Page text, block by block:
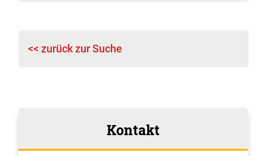
<< zurück zur Suche
Kontakt